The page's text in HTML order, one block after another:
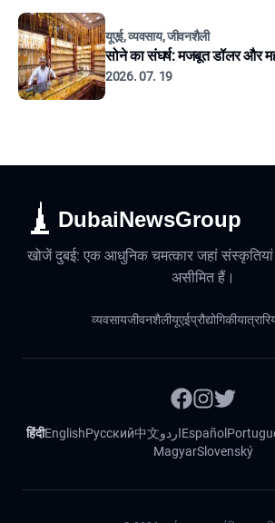
यूएई, व्यवसाय, जीवनशैली
सोने का संघर्ष: मजबूत डॉलर और
2026. 07. 19
DubaiNewsGroup
खोजें दुबई: एक आधुनिक चमत्कार जहां
असीमित हैं।
व्यवसायजीवनशैलीयूएईप्रौद्योगिकीयात्रा
हिंदीEnglishРусский中文اردوEspañol
MagyarSlovenský